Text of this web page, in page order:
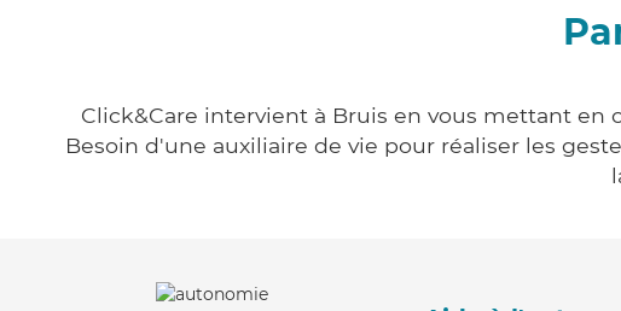
Click&Care intervient à Bruis en vous mettant en
Besoin d'une auxiliaire de vie pour réaliser les